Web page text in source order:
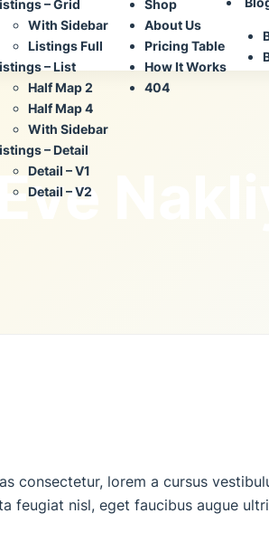
– Grid
With Sidebar
Listings Full
– List
Half Map 2
Half Map 4
With Sidebar
– Detail
Detail – V1
Detail – V2
Shop
About Us
Pricing Table
How It Works
404
consectetur, lorem a cursus
feugiat nisl, eget faucibus augue